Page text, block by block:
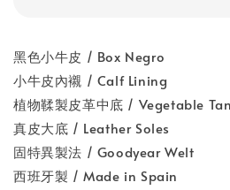
黑色小牛皮 / Box Negro
小牛皮內襯 / Calf Lining
植物鞣製皮革中底 / Vegetable
真皮大底 / Leather Soles
固特異製法 / Goodyear Welt
西班牙製 / Made in Spain